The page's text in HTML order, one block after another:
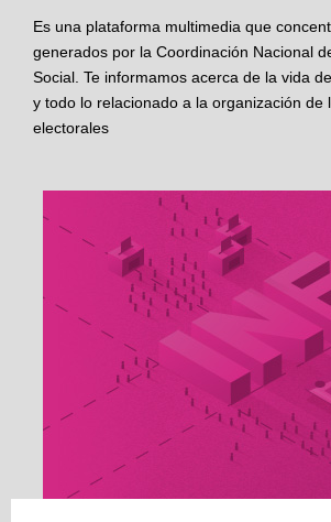
Es una plataforma multimedia que
generados por la Coordinación Nacional
Social. Te informamos acerca de la vida
y todo lo relacionado a la organización de
electorales